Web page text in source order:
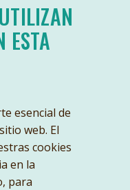
ESTA
esencial de
web. El
cookies
en la
para